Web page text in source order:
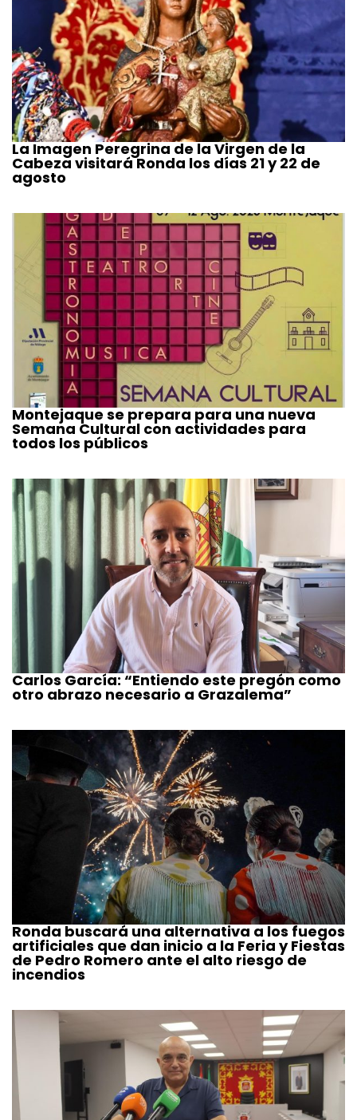
La Imagen Peregrina de la Virgen de la
Cabeza visitará Ronda los días 21 y 22 de
agosto
Montejaque se prepara para una nueva
Semana Cultural con actividades para
todos los públicos
Carlos García: “Entiendo este pregón como
otro abrazo necesario a Grazalema”
Ronda buscará una alternativa a los fuegos
artificiales que dan inicio a la Feria y Fiestas
de Pedro Romero ante el alto riesgo de
incendios